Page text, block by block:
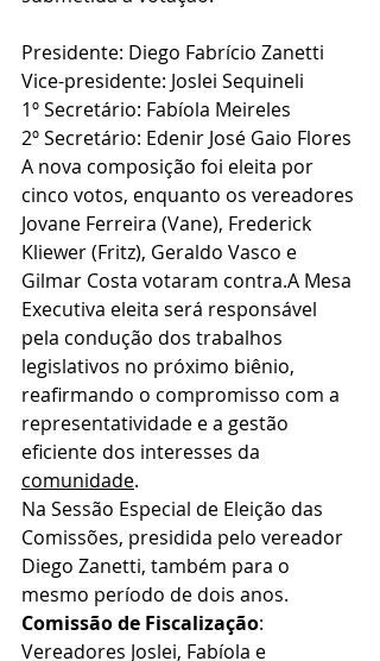
Presidente: Diego Fabrício Zanetti
Vice-presidente: Joslei Sequineli
1º Secretário: Fabíola Meireles
2º Secretário: Edenir José Gaio Flores
A nova composição foi eleita por
cinco votos, enquanto os vereadores
Jovane Ferreira (Vane), Frederick
Kliewer (Fritz), Geraldo Vasco e
Gilmar Costa votaram contra.A Mesa
Executiva eleita será responsável
pela condução dos trabalhos
legislativos no próximo biênio,
reafirmando o compromisso com a
representatividade e a gestão
eficiente dos interesses da
comunidade.
Na Sessão Especial de Eleição das
Comissões, presidida pelo vereador
Diego Zanetti, também para o
mesmo período de dois anos.
Comissão de Fiscalização:
Vereadores Joslei, Fabíola e